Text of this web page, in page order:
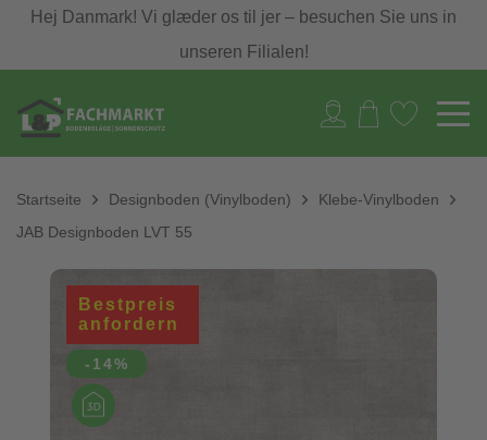
Hej Danmark! Vi glæder os til jer – besuchen Sie uns in
unseren Filialen!
Startseite Designboden (Vinylboden)
Klebe-Vinylboden
JAB Designboden LVT 55
Bestpreis
anfordern
-14%